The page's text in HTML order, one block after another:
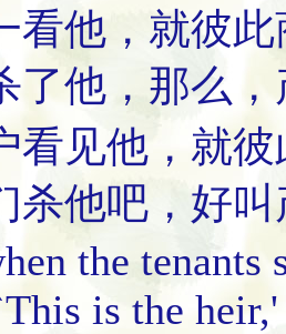
看他，就彼
了他，那么
看见他，就
杀他吧，好
the tenants
is the